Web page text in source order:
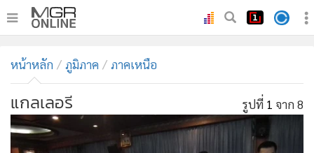
ทันเหตุการณ์
• ภาคใต้
• ภูมิภาค
Online Section
หน้าหลัก ภูมิภาค ภาคเหนือ
แกลเลอรี รูปที่ 1 จาก 8